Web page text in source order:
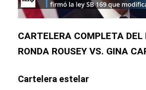
CARTELERA COMPLETA DEL
RONDA ROUSEY VS. GINA
Cartelera estelar